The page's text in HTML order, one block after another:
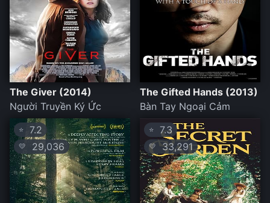
The Giver (2014)
Người Truyền Ký Ức
The Gifted Hands (2013)
Bàn Tay Ngoại Cảm
⭐ 7.2
💛 29,036
⭐ 7.3
💛 33,291